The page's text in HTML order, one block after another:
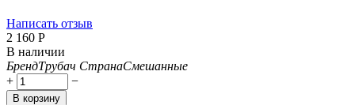
Написать отзыв
2 160 Р
В наличии
БрендТрубач СтранаСмешанные
+
−
В корзину